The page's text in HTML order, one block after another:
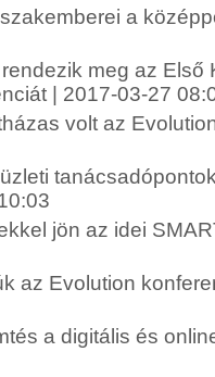
a
meg az Első
| 2017-03-27
volt az
jön az idei
az Evolution
a digitális és